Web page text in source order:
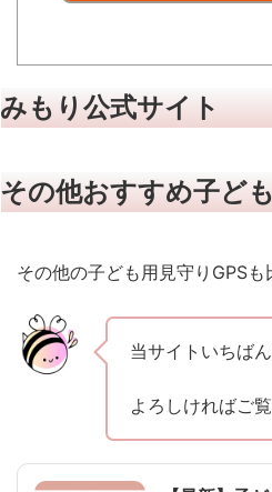
みもり公式サイト
その他おすすめ子ど
その他の子ども用見守りGPS
当サイトいちば
よろしければご